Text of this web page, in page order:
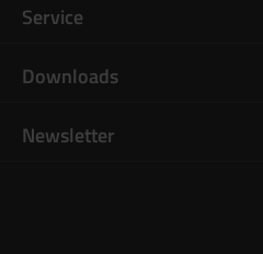
Newsletter
Service
Downloads